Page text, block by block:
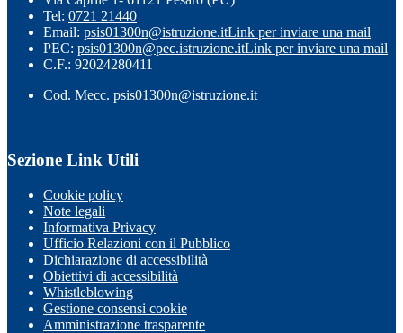
Tel: 0721 21440
Email: psis01300n@istruzione.itLink per inviare una mail
PEC: psis01300n@pec.istruzione.itLink per inviare una mail
C.F.: 92024280411
Cod. Mecc. psis01300n@istruzione.it
Sezione Link Utili
Cookie policy
Note legali
Informativa Privacy
Ufficio Relazioni con il Pubblico
Dichiarazione di accessibilità
Obiettivi di accessibilità
Whistleblowing
Gestione consensi cookie
Amministrazione trasparente